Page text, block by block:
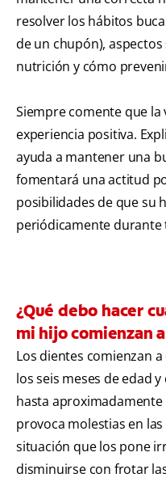
resolver los hábitos
de un chupón),
nutrición y cómo
Siempre comente que
experiencia positiva.
ayuda a mantener una
fomentará una actitud
posibilidades de que su
periódicamente durante
¿Qué debo hacer
mi hijo comienzan
Los dientes comienzan
los seis meses de edad
hasta aproximadamente
provoca molestias en
situación que los pone
disminuirse con frotar